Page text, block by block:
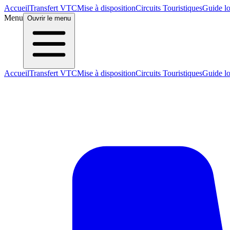
AccueilTransfert VTCMise à dispositionCircuits TouristiquesGuide
Menu Ouvrir le menu
AccueilTransfert VTCMise à dispositionCircuits TouristiquesGuide